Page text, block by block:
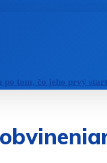
po tom, čo jeho prvý